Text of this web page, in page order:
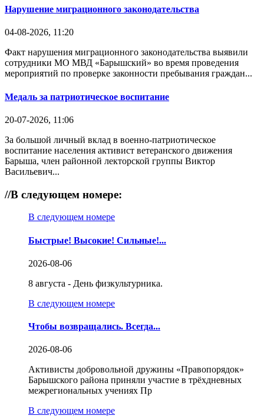
Нарушение миграционного законодательства
04-08-2026, 11:20
Факт нарушения миграционного законодательства выявили
сотрудники МО МВД «Барышский» во время проведения
мероприятий по проверке законности пребывания граждан...
Медаль за патриотическое воспитание
20-07-2026, 11:06
За большой личный вклад в военно-патриотическое
воспитание населения активист ветеранского движения
Барыша, член районной лекторской группы Виктор
Васильевич...
//В следующем номере:
В следующем номере
Быстрые! Высокие! Сильные!...
2026-08-06
8 августа - День физкультурника.
В следующем номере
Чтобы возвращались. Всегда...
2026-08-06
Активисты добровольной дружины «Правопорядок»
Барышского района приняли участие в трёхдневных
межрегиональных учениях Пр
В следующем номере